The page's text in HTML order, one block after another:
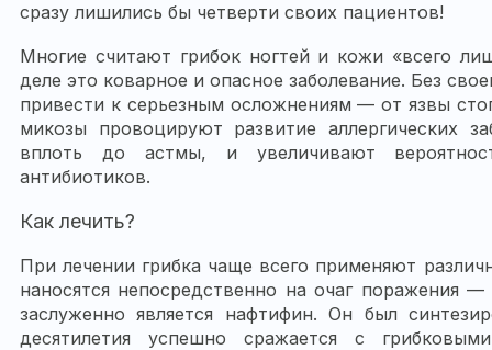
сразу лишились бы четверти своих пациентов!
Многие считают грибок ногтей и кожи «всего
деле это коварное и опасное заболевание. Без
привести к серьезным осложнениям — от язвы
микозы провоцируют развитие аллергических
вплоть до астмы, и увеличивают
антибиотиков.
Как лечить?
При лечении грибка чаще всего применяют
наносятся непосредственно на очаг
заслуженно является нафтифин. Он был
десятилетия успешно сражается с